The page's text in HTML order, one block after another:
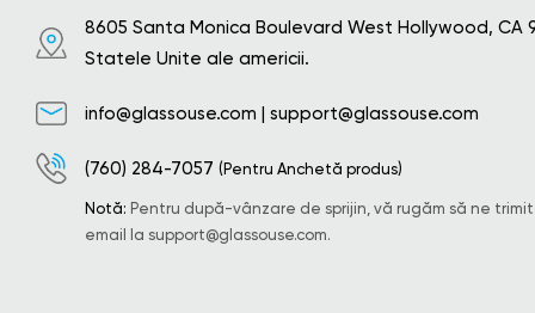
8605 Santa Monica Boulevard West Hollywood, CA
Statele Unite ale americii.
info@glassouse.com | support@glassouse.com
(760) 284-7057 (Pentru Anchetă produs)
Notă: Pentru după-vânzare de sprijin, vă rugăm să ne
email la support@glassouse.com.